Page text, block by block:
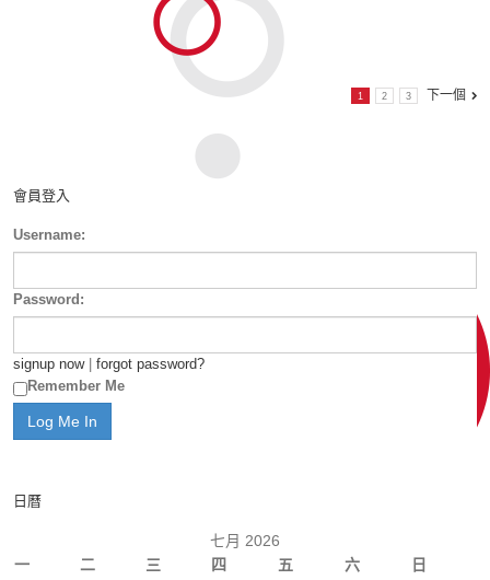
1 2 3 下一個
會員登入
Username:
Password:
signup now| forgot password?
Remember Me
日曆
七月 2026
一
二 三 四 五 六 日